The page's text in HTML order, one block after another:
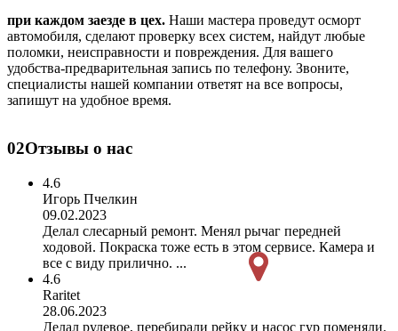
при каждом заезде в цех. Наши мастера проведут осморт
автомобиля, сделают проверку всех систем, найдут любые
поломки, неисправности и повреждения. Для вашего
удобства-предварительная запись по телефону. Звоните,
специалисты нашей компании ответят на все вопросы,
запишут на удобное время.
02Отзывы о нас
4.6
Игорь Пчелкин
09.02.2023
Делал слесарный ремонт. Менял рычаг передней
ходовой. Покраска тоже есть в этом сервисе. Камера и
все с виду прилично. ...
4.6
Raritet
28.06.2023
Делал рулевое, перебирали рейку и насос гур поменяли.